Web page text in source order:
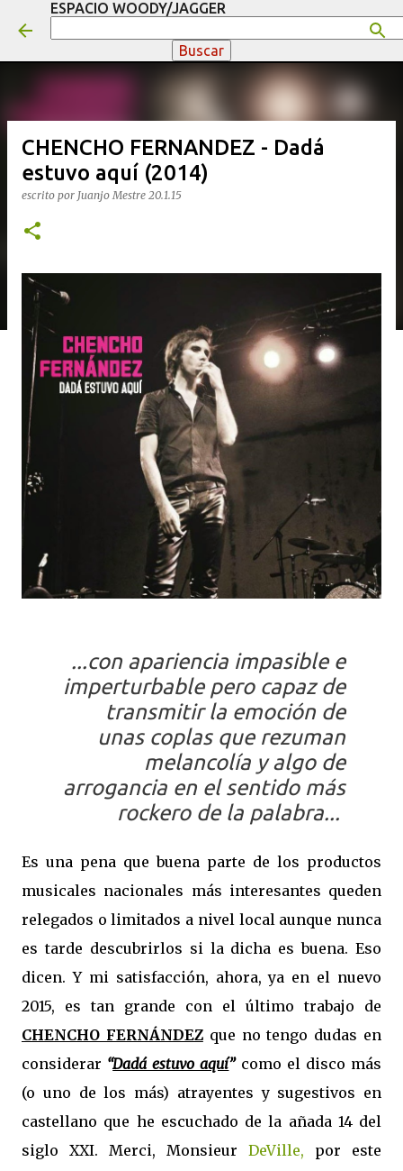
Ir al contenido principal
ESPACIO WOODY/JAGGER
CHENCHO FERNANDEZ - Dadá
estuvo aquí (2014)
escrito por Juanjo Mestre 20.1.15
...con apariencia impasible e
imperturbable pero capaz de
transmitir la emoción de
unas coplas que rezuman
melancolía y algo de
arrogancia en el sentido más
rockero de la palabra...
Es una pena que buena parte de los productos
musicales nacionales más interesantes queden
relegados o limitados a nivel local aunque nunca
es tarde descubrirlos si la dicha es buena. Eso
dicen. Y mi satisfacción, ahora, ya en el nuevo
2015, es tan grande con el último trabajo de
CHENCHO FERNÁNDEZque no tengo dudas en
considerar “Dadá estuvo aquí”como el disco más
(o uno de los más) atrayentes y sugestivos en
castellano que he escuchado de la añada 14 del
siglo XXI. Merci, Monsieur DeVille, por este